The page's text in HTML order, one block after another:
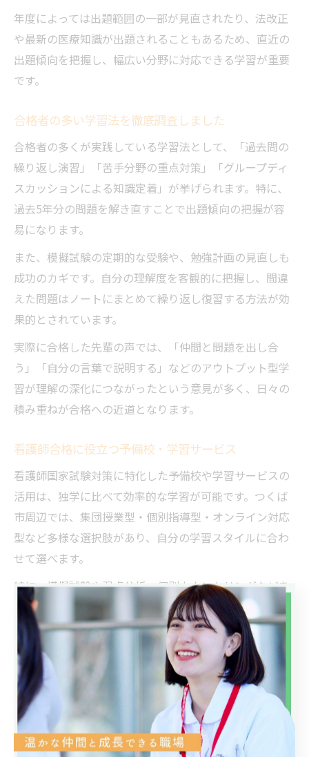
年度によっては出題範囲の一部が見直されたり、法改正
や最新の医療知識が出題されることもあるため、直近の
出題傾向を把握し、幅広い分野に対応できる学習が重要
です。
合格者の多い学習法を徹底調査しました
合格者の多くが実践している学習法として、「過去問の
繰り返し演習」「苦手分野の重点対策」「グループディ
スカッションによる知識定着」が挙げられます。特に、
過去5年分の問題を解き直すことで出題傾向の把握が容
易になります。
また、模擬試験の定期的な受験や、勉強計画の見直しも
成功のカギです。自分の理解度を客観的に把握し、間違
えた問題はノートにまとめて繰り返し復習する方法が効
果的とされています。
実際に合格した先輩の声では、「仲間と問題を出し合
う」「自分の言葉で説明する」などのアウトプット型学
習が理解の深化につながったという意見が多く、日々の
積み重ねが合格への近道となります。
看護師合格に役立つ予備校・学習サービス
看護師国家試験対策に特化した予備校や学習サービスの
活用は、独学に比べて効率的な学習が可能です。つくば
市周辺では、集団授業型・個別指導型・オンライン対応
型など多様な選択肢があり、自分の学習スタイルに合わ
せて選べます。
特に、模擬試験や弱点分析、個別カウンセリングなどを
提供するサービスは、合格率向上に寄与しています。時
間や場所に縛られず利用できるオンライン講座も人気
で、働きながら受験する方にも適しています。
予備校選びでは、講師の質やカリキュラム内容、受講生
の口コミ・合格実績を事前に確認し、自分に合ったサポ
ート体制を選ぶことが大切です。無料体験や相談会も積
極的に利用しましょう。